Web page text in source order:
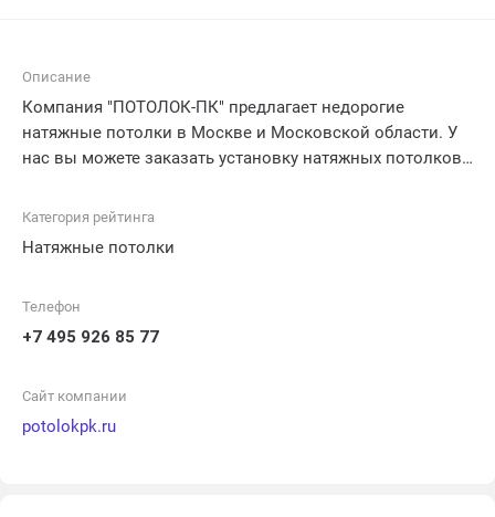
Описание
Компания "ПОТОЛОК-ПК" предлагает недорогие
натяжные потолки в Москве и Московской области. У
нас вы можете заказать установку натяжных потолков
предлагаем широкий выбор материалов и гарантируем
Категория рейтинга
Натяжные потолки
Телефон
+7 495 926 85 77
Сайт компании
potolokpk.ru